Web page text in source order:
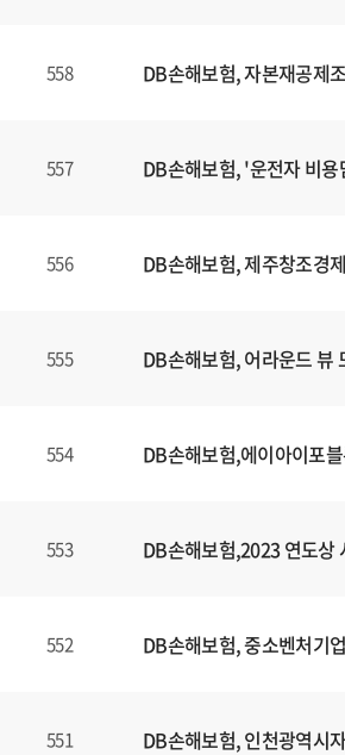
558 DB손해보험, 자본재공제
557 DB손해보험, '운전자 비
556 DB손해보험, 제주창조경
555 DB손해보험, 어라운드 뷰
554 DB손해보험,에이아이포
553 DB손해보험,2023 연도상
552 DB손해보험, 중소벤처기
551 DB손해보험, 인천광역시